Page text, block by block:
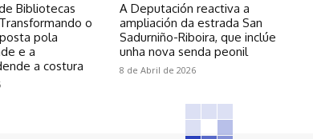
Bibliotecas
o
pola
e a
a costura
A Deputación reactiva a
ampliación da estrada San
Sadurniño-Riboira, que inclúe
unha nova senda peonil
8 de Abril de 2026